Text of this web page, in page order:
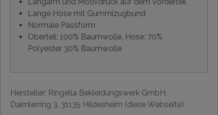
Lange Hose mit Gummizugbund
Normale Passform
Oberteil: 100% Baumwolle, Hose: 70%
Polyester 30% Baumwolle
Hersteller: Ringella Bekleidungswerk GmbH,
Daimlerring 3, 31135 Hildesheim (diese Webseite)